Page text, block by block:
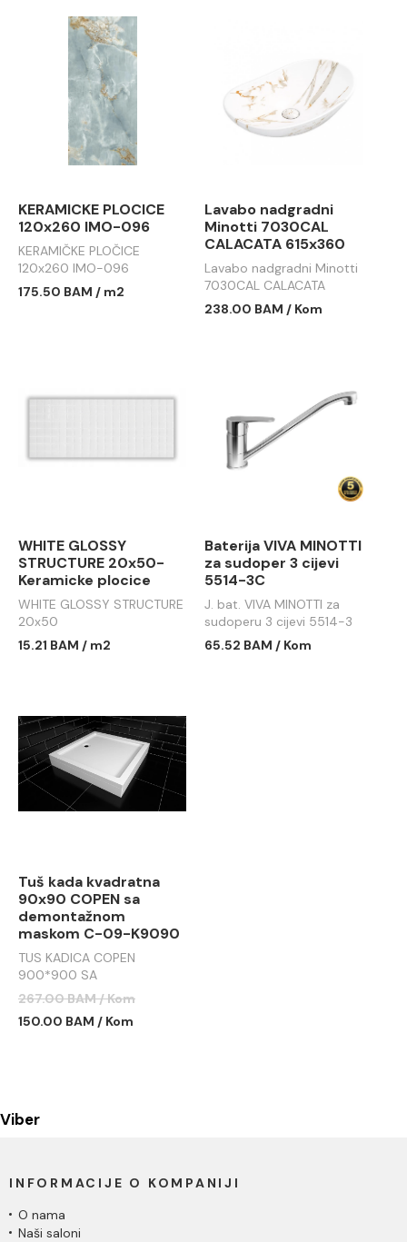
KERAMICKE PLOCICE
120x260 IMO-096
KERAMIČKE PLOČICE
120x260 IMO-096
175.50 BAM / m2
Lavabo nadgradni
Minotti 7030CAL
CALACATA 615x360
Lavabo nadgradni Minotti
7030CAL CALACATA
615x360
238.00 BAM / Kom
WHITE GLOSSY
STRUCTURE 20x50-
Keramicke plocice
WHITE GLOSSY STRUCTURE
20x50
15.21 BAM / m2
Baterija VIVA MINOTTI
za sudoper 3 cijevi
5514-3C
J. bat. VIVA MINOTTI za
sudoperu 3 cijevi 5514-3
65.52 BAM / Kom
Tuš kada kvadratna
90x90 COPEN sa
demontažnom
maskom C-09-K9090
TUS KADICA COPEN
900*900 SA
DEMONTAŽNOM MASKOM
C-09-K9090
267.00 BAM / Kom
150.00 BAM / Kom
Viber
INFORMACIJE O KOMPANIJI
O nama
Naši saloni